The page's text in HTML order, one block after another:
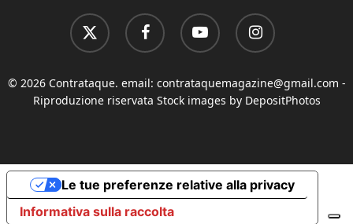
x-
twitter
facebook youtube instagram
© 2026 Contrataque. email: contrataquemagazine@gmail.com -
Riproduzione riservata Stock images by DepositPhotos
Informativa sulla raccolta
Le tue preferenze relative alla privacy